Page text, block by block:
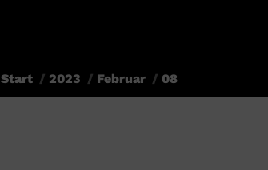
Sie befinden sich hier:
Start 2023 Februar 08